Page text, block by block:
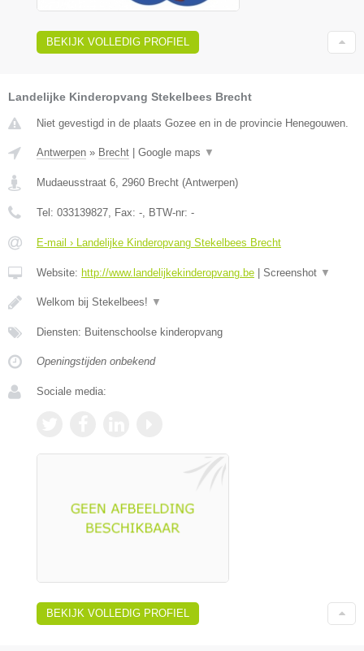
BEKIJK VOLLEDIG PROFIEL
Landelijke Kinderopvang Stekelbees Brecht
Niet gevestigd in de plaats Gozee en in de provincie Henegouwen.
Antwerpen » Brecht Google maps ▼
Mudaeusstraat 6, 2960 Brecht (Antwerpen)
Tel: 033139827, Fax: -, BTW-nr: -
E-mail › Landelijke Kinderopvang Stekelbees Brecht
Website: http://www.landelijkekinderopvang.be Screenshot ▼
Welkom bij Stekelbees! ▼
Diensten: Buitenschoolse kinderopvang
Openingstijden onbekend
Sociale media:
BEKIJK VOLLEDIG PROFIEL